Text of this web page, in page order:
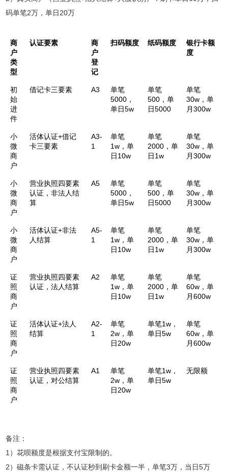
码单笔2万，单日20万
商
户
类
型
认证要素
商
户
登
记
扫码额度 纸码额度
银行卡额
度
初
始
进
件
借记卡三要素 A3
单笔
5000，
单日5w
单笔
500，单
日5000
单笔
30w，单
月300w
小
微
商
户
活体认证+借记
卡三要素
A3-
1
单笔
1w，单
日10w
单笔
2000，单
日1w
单笔
30w，单
月300w
小
微
商
户
营业执照四要素
认证，非法人结
算
A5
单笔
5000，
单日5w
单笔
500，单
日5000
单笔
30w，单
月300w
小
微
商
户
活体认证+非法
人结算
A5-
1
单笔
1w，单
日10w
单笔
2000，单
日1w
单笔
30w，单
月300w
证
照
商
户
营业执照四要素
认证，法人结算
A2
单笔
1w，单
日10w
单笔
2000，单
日1w
单笔
60w，单
月600w
证
照
商
户
活体认证+法人
结算
A2-
1
单笔
2w，单
日20w
单笔1w，
单日5w
单笔
60w，单
月600w
证
照
商
户
营业执照四要素
认证，对公结算
A1
单笔
2w，单
日20w
单笔1w，
单日5w
无限额
备注：
1）花呗额度是根据支付宝限制的。
2）磁条卡需认证，不认证秒到刷卡金额一半，单笔3万，当日5万